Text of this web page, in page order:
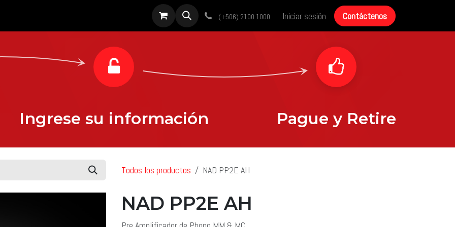
Sobre nosotros Noticias Historias de éxito Contáctenos
(+506) 2100 1000 Iniciar sesión Contáctenos
Ingrese su información Pague y Retire
Todos los productos NAD PP2E AH
NAD PP2E AH